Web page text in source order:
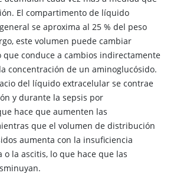
El compartimento de líquido
se aproxima al 25 % del peso
este volumen puede cambiar
que conduce a cambios indirectamente
concentración de un aminoglucósido.
del líquido extracelular se contrae
y durante la sepsis por
hace que aumenten las
que el volumen de distribución
aumenta con la insuficiencia
o la ascitis, lo que hace que las